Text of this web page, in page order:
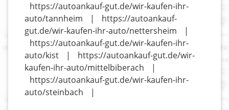
https://autoankauf-gut.de/wir-kaufen-ihr-
auto/tannheim
|
https://autoankauf-
gut.de/wir-kaufen-ihr-auto/nettersheim
|
https://autoankauf-gut.de/wir-kaufen-ihr-
auto/kist
|
https://autoankauf-gut.de/wir-
kaufen-ihr-auto/mittelbiberach
|
https://autoankauf-gut.de/wir-kaufen-ihr-
auto/steinbach
|